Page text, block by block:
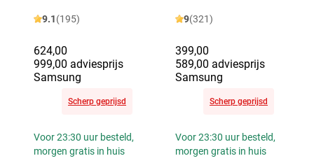
9.1(195)
624,00
999,00 adviesprijs
Samsung
Scherp geprijsd
Voor 23:30 uur besteld,
morgen gratis in huis
9(321)
399,00
589,00 adviesprijs
Samsung
Scherp geprijsd
Voor 23:30 uur besteld,
morgen gratis in huis